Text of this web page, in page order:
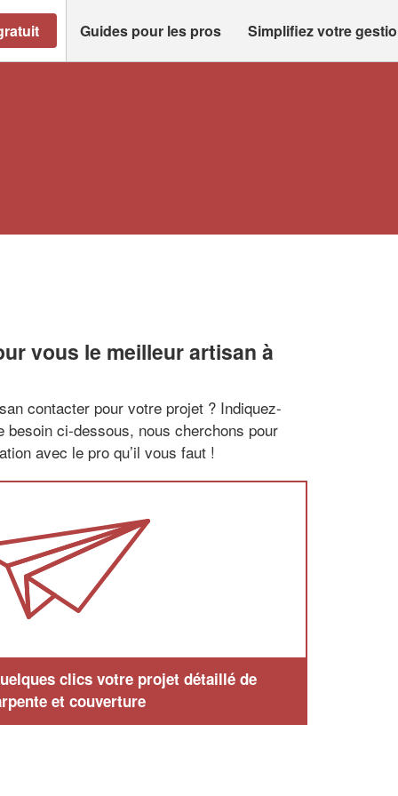
Guides pour les pros Simplifiez votre
vous le meilleur artisan à
contacter pour votre projet ? Indiquez-
besoin ci-dessous, nous cherchons pour
avec le pro qu’il vous faut !
clics votre projet détaillé de
et couverture